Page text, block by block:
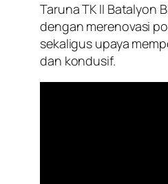
Taruna TK II Batalyon
dengan merenovasi
sekaligus upaya
dan kondusif.